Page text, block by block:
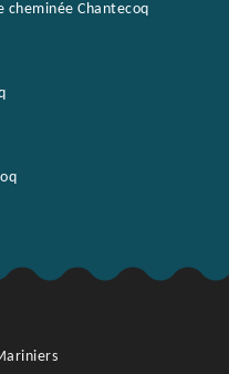
cheminée Chantecoq